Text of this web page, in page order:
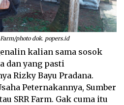
photo dok. popers.id
kalian sama sosok
dan yang pasti
Rizky Bayu Pradana.
Peternakannya, Sumber
SRR Farm. Gak cuma itu